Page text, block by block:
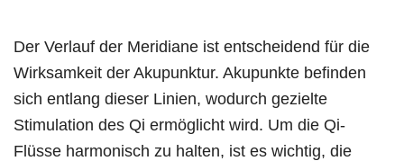
Der Verlauf der Meridiane ist entscheidend für die
Wirksamkeit der Akupunktur. Akupunkte befinden
sich entlang dieser Linien, wodurch gezielte
Stimulation des Qi ermöglicht wird. Um die Qi-
Flüsse harmonisch zu halten, ist es wichtig, die